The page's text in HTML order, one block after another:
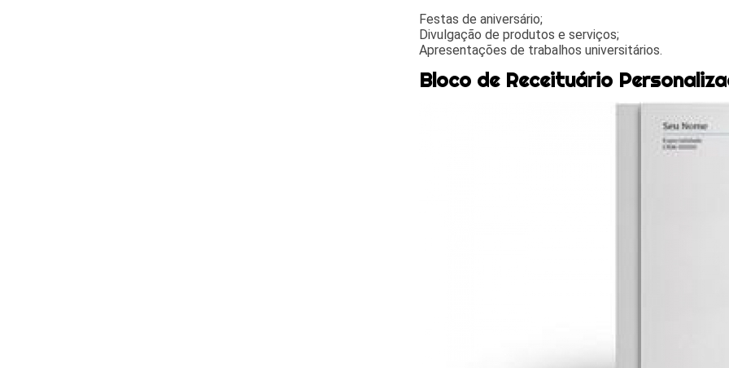
Festas de aniversário;
Divulgação de produtos e serviços;
Apresentações de trabalhos universitários.
Bloco de Receituário